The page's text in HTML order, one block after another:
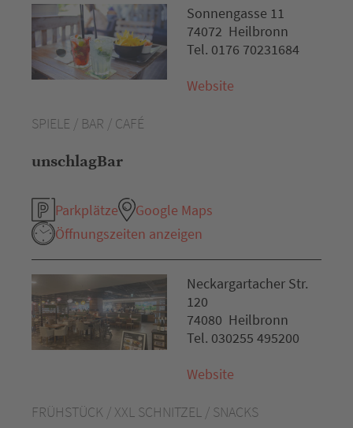
SPIELE / BAR / CAFÉ
unschlagBar
Parkplätze
Google Maps
Öffnungszeiten anzeigen
Sonnengasse 11
74072 Heilbronn
Tel. 0176 70231684
Website
FRÜHSTÜCK / XXL SCHNITZEL / SNACKS
Neckargartacher Str.
120
74080 Heilbronn
Tel. 030255 495200
Website